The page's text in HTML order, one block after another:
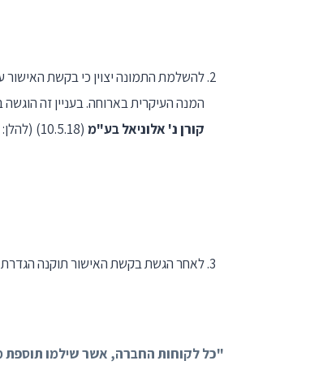
להשלמת התמונה יצוין כי בקשת האישור
המנה העיקרית בארוחה. בעניין זה הוגשה
קורן נ' אלוניאל בע"מ (10.5.18) (להלן: "
לאחר הגשת בקשת האישור תוקנה
"כל לקוחות החברה, אשר שילמו תוספת